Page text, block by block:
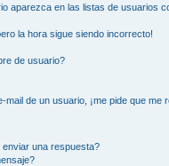
aparezca en las listas de usuarios
la hora sigue siendo incorrecto!
de usuario?
de un usuario, ¡me pide que me
una respuesta?